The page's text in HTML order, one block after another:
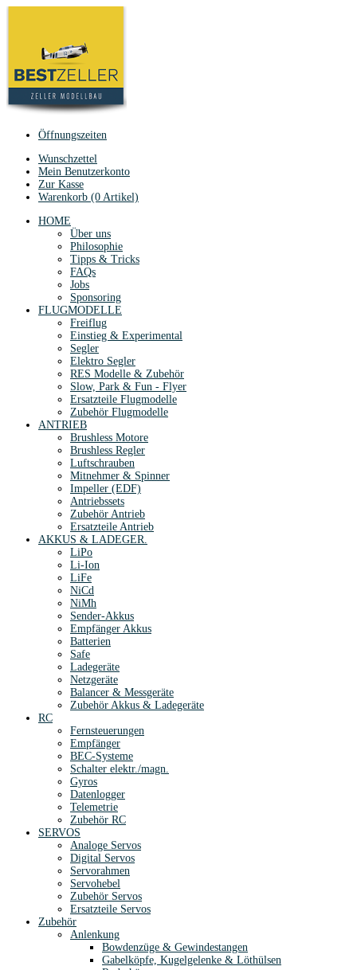
Öffnungszeiten
Wunschzettel
Mein Benutzerkonto
Zur Kasse
Warenkorb (0 Artikel)
HOME
Über uns
Philosophie
Tipps & Tricks
FAQs
Jobs
Sponsoring
FLUGMODELLE
Freiflug
Einstieg & Experimental
Segler
Elektro Segler
RES Modelle & Zubehör
Slow, Park & Fun - Flyer
Ersatzteile Flugmodelle
Zubehör Flugmodelle
ANTRIEB
Brushless Motore
Brushless Regler
Luftschrauben
Mitnehmer & Spinner
Impeller (EDF)
Antriebssets
Zubehör Antrieb
Ersatzteile Antrieb
AKKUS & LADEGER.
LiPo
Li-Ion
LiFe
NiCd
NiMh
Sender-Akkus
Empfänger Akkus
Batterien
Safe
Ladegeräte
Netzgeräte
Balancer & Messgeräte
Zubehör Akkus & Ladegeräte
RC
Fernsteuerungen
Empfänger
BEC-Systeme
Schalter elektr./magn.
Gyros
Datenlogger
Telemetrie
Zubehör RC
SERVOS
Analoge Servos
Digital Servos
Servorahmen
Servohebel
Zubehör Servos
Ersatzteile Servos
Zubehör
Anlenkung
Bowdenzüge & Gewindestangen
Gabelköpfe, Kugelgelenke & Löthülsen